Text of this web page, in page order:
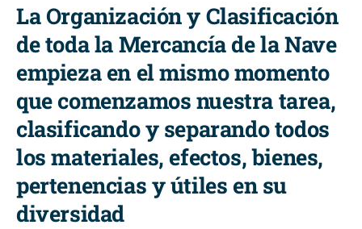
La Organización y Clasificación
de toda la Mercancía de la Nave
empieza en el mismo momento
que comenzamos nuestra tarea,
clasificando y separando todos
los materiales, efectos, bienes,
pertenencias y útiles en su
diversidad